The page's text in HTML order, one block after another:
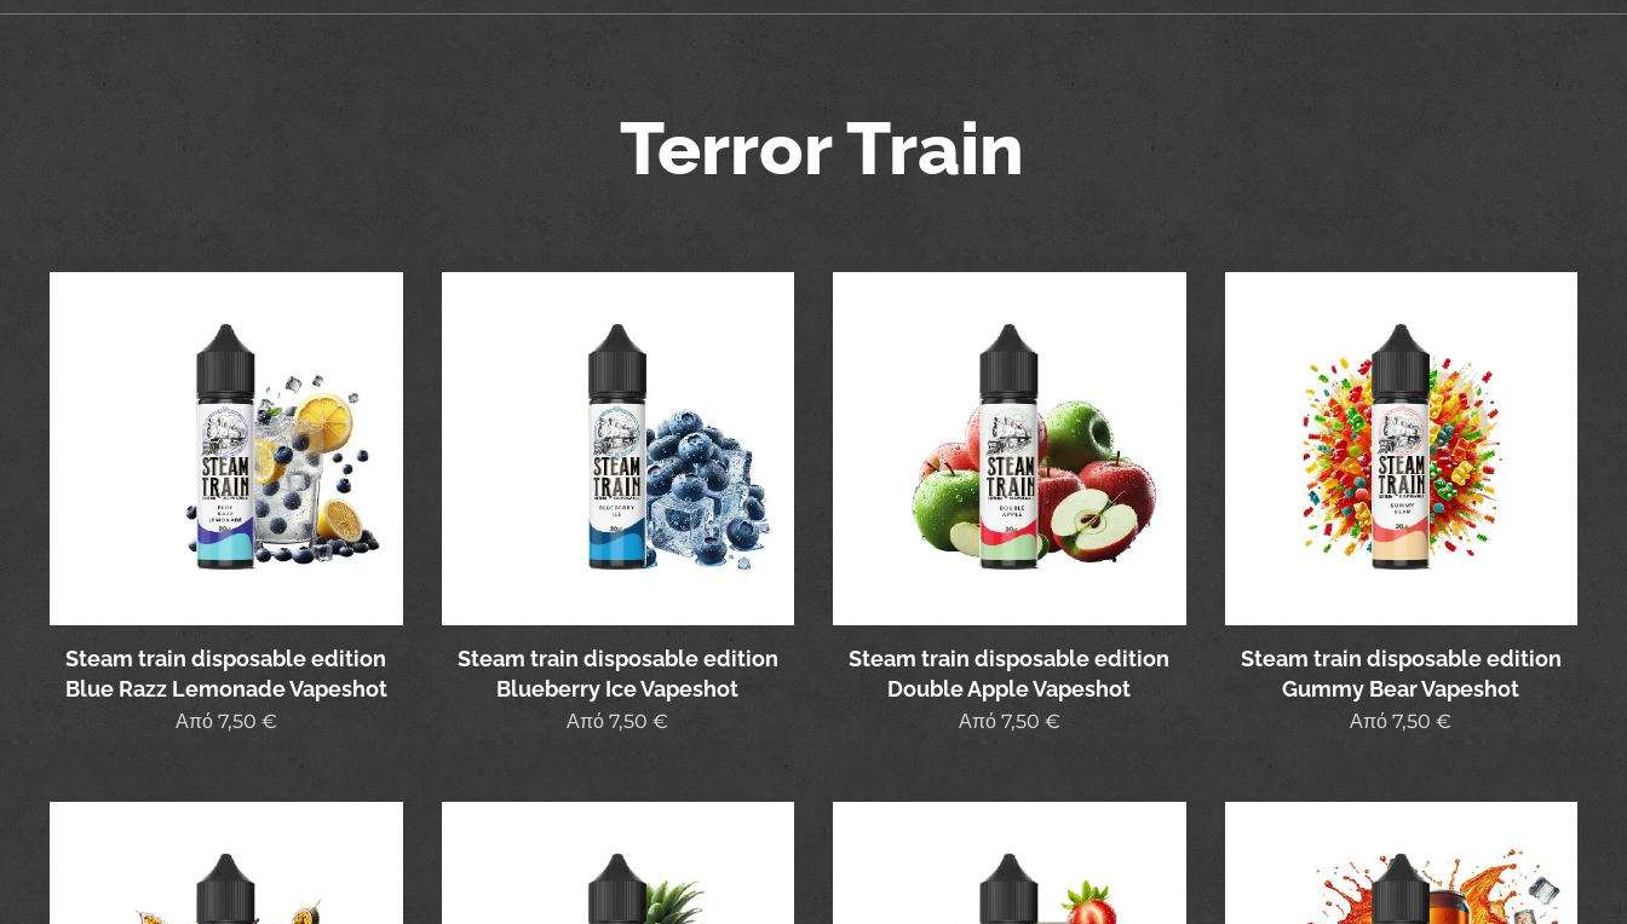
Terror Train
Steam train disposable edition
Blue Razz Lemonade Vapeshot
Από 7,50 €
Steam train disposable edition
Blueberry Ice Vapeshot
Από7,50 €
Steam train disposable edition
Double Apple Vapeshot
Από 7,50 €
Steam train disposable edition
Gummy Bear Vapeshot
Από7,50 €